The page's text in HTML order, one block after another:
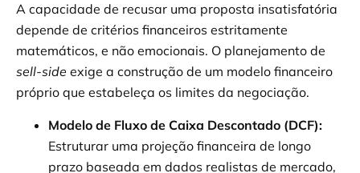
A capacidade de recusar uma proposta insatisfatória
depende de critérios financeiros estritamente
matemáticos, e não emocionais. O planejamento de
sell-side exige a construção de um modelo financeiro
próprio que estabeleça os limites da negociação.
Modelo de Fluxo de Caixa Descontado (DCF):
Estruturar uma projeção financeira de longo
prazo baseada em dados realistas de mercado,